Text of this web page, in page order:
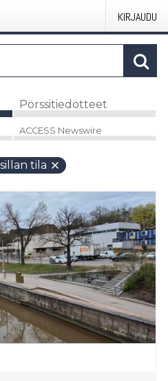
KIRJAUDU
Pörssitiedotteet
ACCESS Newswire
tila